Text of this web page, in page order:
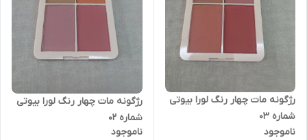
رژگونه مات چهار رنگ لورا بیوتی
شماره ۰۳
ناموجود
رژگونه مات چهار رنگ لورا بیوتی
شماره ۰۲
ناموجود